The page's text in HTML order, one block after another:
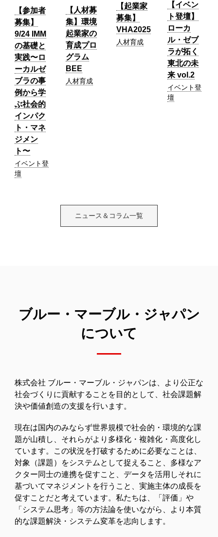
【参加者
募集】
9/24 IMM
の基礎と
実践〜ロ
ーカルゼ
ブラの事
例から学
ぶ社会的
インパク
ト・マネ
ジメン
ト〜
イベント登
壇
【人材募
集】環境
起業家の
育成プロ
グラム
BEE
人材育成
【起業家
募集】
VHA2025
人材育成
【イベン
ト登壇】
ローカ
ル・ゼブ
ラが拓く
東北の未
来 vol.2
イベント登
壇
ニュース＆コラム一覧
ブルー・マーブル・ジャパン
について
株式会社 ブルー・マーブル・ジャパンは、より公正な
社会づくりに貢献することを目的として、社会課題解
決や価値創造の支援を行います。
現在は国内のみならず世界規模で社会的・環境的な課
題が山積し、それらがより多様化・複雑化・高度化し
ています。この状況を打破するために必要なことは、
対象（課題）をシステムとして捉えること、多様なア
クター同士の連携を促すこと、データを活用しそれに
基づいてマネジメントを行うこと、実施主体の成長を
促すことだと考えています。私たちは、「評価」や
「システム思考」等の方法論を使いながら、より本質
的な課題解決・システム変革を志向します。